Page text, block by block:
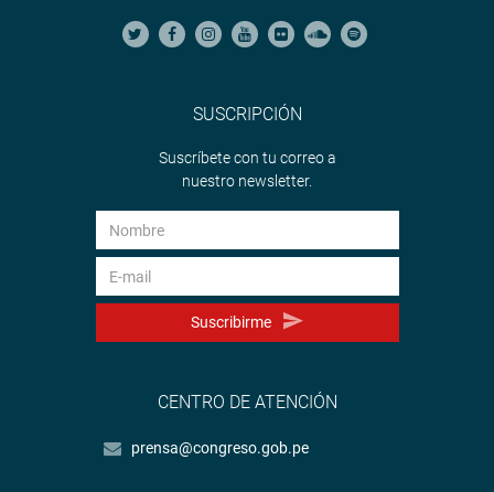
SUSCRIPCIÓN
Suscríbete con tu correo a
nuestro newsletter.
Suscribirme
CENTRO DE ATENCIÓN
prensa@congreso.gob.pe